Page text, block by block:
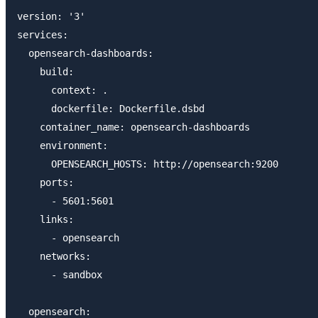
version: '3'
services:
  opensearch-dashboards:
    build:
      context: .
      dockerfile: Dockerfile.dsbd
    container_name: opensearch-dashboards
    environment:
      OPENSEARCH_HOSTS: http://opensearch:9200
    ports:
      - 5601:5601
    links:
      - opensearch
    networks:
      - sandbox
  opensearch: